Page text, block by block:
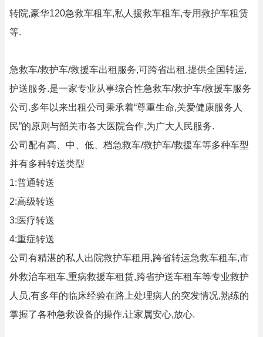
转院,豪华120急救车租车,私人援救车租车,专用救护车租赁
等.
急救车/救护车/救援车出租服务,可跨省出租,提供全国转运,
护送服务.是一家专业从事综合性急救车/救护车/救援车服务
公司.多年以来出租公司秉承着“尊重生命,关爱健康服务人
民”的原则与韶关市各大医院合作,为广大人民服务.
公司配有高、中、低、档急救车/救护车/救援车等多种车型
并有多种转送类型
1:普通转送
2:高级转送
3:医疗转送
4:重症转送
公司有精湛的私人出院救护车租用,跨省转运急救车租车,市
外救治车租车,重病救援车租赁,跨省护送车租车等专业救护
人员,有多年的临床经验在路上处理病人的突发情况,熟练的
掌握了各种急救设备的操作.让家属安心,放心.